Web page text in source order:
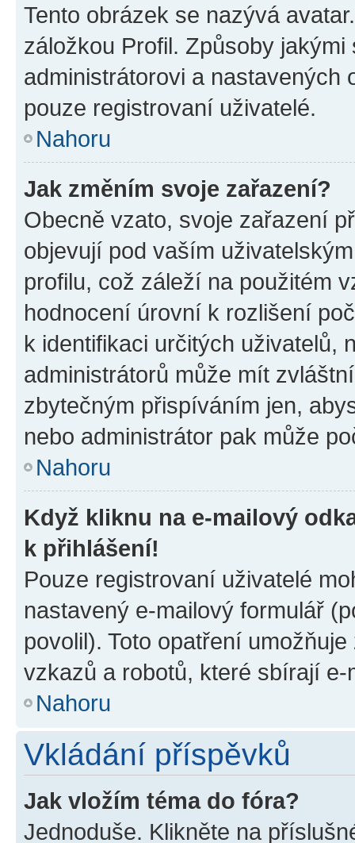
Tento obrázek se nazývá
záložkou Profil. Způsoby
administrátorovi a nastavených
pouze registrovaní uživatelé.
Nahoru
Jak změním svoje zařazení?
Obecně vzato, svoje zařazení
objevují pod vaším
profilu, což záleží na použitém
hodnocení úrovní k rozlišení
k identifikaci určitých uživatelů,
administrátorů může mít
zbytečným přispíváním jen,
nebo administrátor pak může
Nahoru
Když kliknu na e-mailový
k přihlášení!
Pouze registrovaní uživatelé
nastavený e-mailový formulář
povolil). Toto opatření
vzkazů a robotů, které sbírají e-
Nahoru
Vkládání příspěvků
Jak vložím téma do fóra?
Jednoduše. Klikněte na